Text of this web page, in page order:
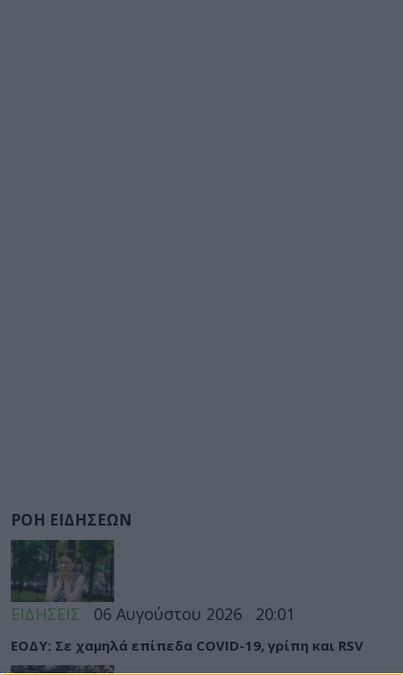
ΡΟΗ ΕΙΔΗΣΕΩΝ
ΕΙΔΗΣΕΙΣ 06 Αυγούστου 2026 20:01
ΕΟΔΥ: Σε χαμηλά επίπεδα COVID-19, γρίπη και RSV